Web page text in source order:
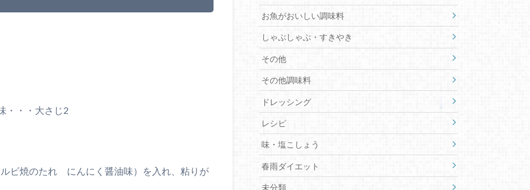
・・大さじ2
ビ焼のたれ にんにく醤油味）を入れ、粘りが
お魚がおいしい調味料
しゃぶしゃぶ・すきやき
その他
その他調味料
ドレッシング
レシピ
味・塩こしょう
春雨ダイエット
未分類